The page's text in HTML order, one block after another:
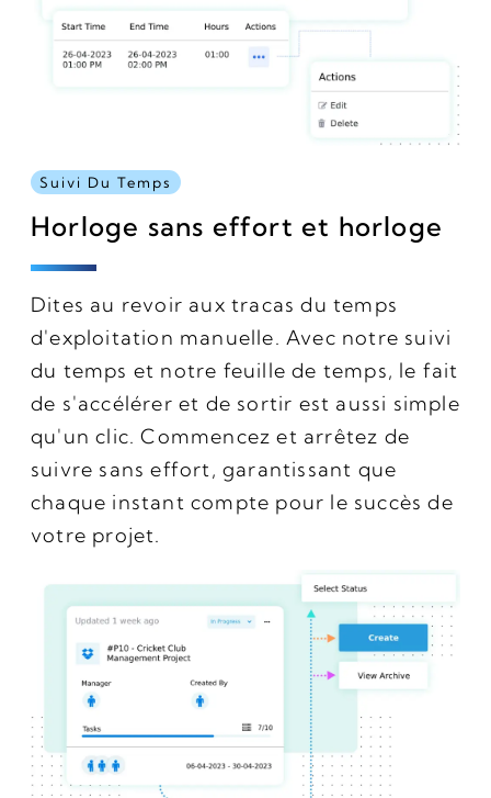
Suivi Du Temps
Horloge sans effort et horloge
Dites au revoir aux tracas du temps
d'exploitation manuelle. Avec notre suivi
du temps et notre feuille de temps, le fait
de s'accélérer et de sortir est aussi simple
qu'un clic. Commencez et arrêtez de
suivre sans effort, garantissant que
chaque instant compte pour le succès de
votre projet.